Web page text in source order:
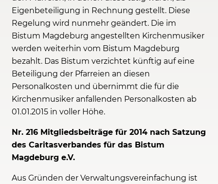
Eigenbeteiligung in Rechnung gestellt. Diese
Regelung wird nunmehr geändert. Die im
Bistum Magdeburg angestellten Kirchenmusiker
werden weiterhin vom Bistum Magdeburg
bezahlt. Das Bistum verzichtet künftig auf eine
Beteiligung der Pfarreien an diesen
Personalkosten und übernimmt die für die
Kirchenmusiker anfallenden Personalkosten ab
01.01.2015 in voller Höhe.
Nr. 216 Mitgliedsbeiträge für 2014 nach Satzung
des Caritasverbandes für das Bistum
Magdeburg e.V.
Aus Gründen der Verwaltungsvereinfachung ist